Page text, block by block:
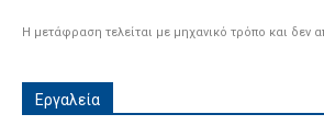
Η μετάφραση τελείται με μηχανικό τρόπο και δεν
Εργαλεία